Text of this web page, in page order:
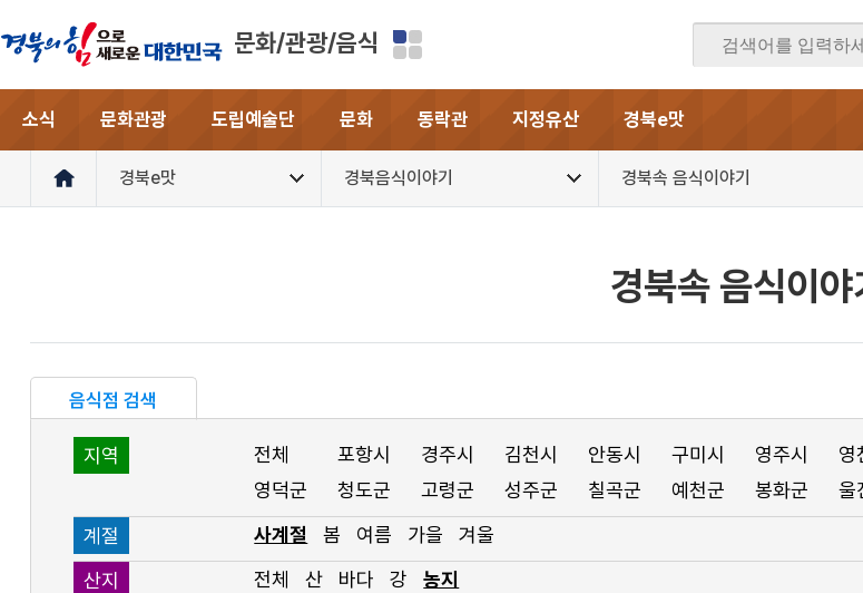
문화/관광/음식
소식 문화관광 도립예술단 문화 동락관 지정유산 경북e맛
경북e맛 경북음식이야기 경북속 음식이야기
경북속 음식이야
음식점 검색
지역 전체 포항시 경주시 김천시 안동시 구미시 영주시 영
영덕군
청도군 고령군 성주군 칠곡군 예천군 봉화군 울
계절
사계절 봄 여름 가을
겨울
산지
전체 산 바다 강 농지